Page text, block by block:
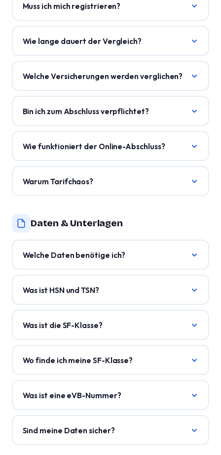
Muss ich mich registrieren?
Wie lange dauert der Vergleich?
Welche Versicherungen werden verglichen?
Bin ich zum Abschluss verpflichtet?
Wie funktioniert der Online-Abschluss?
Warum Tarifchaos?
Daten & Unterlagen
Welche Daten benötige ich?
Was ist HSN und TSN?
Was ist die SF-Klasse?
Wo finde ich meine SF-Klasse?
Was ist eine eVB-Nummer?
Sind meine Daten sicher?